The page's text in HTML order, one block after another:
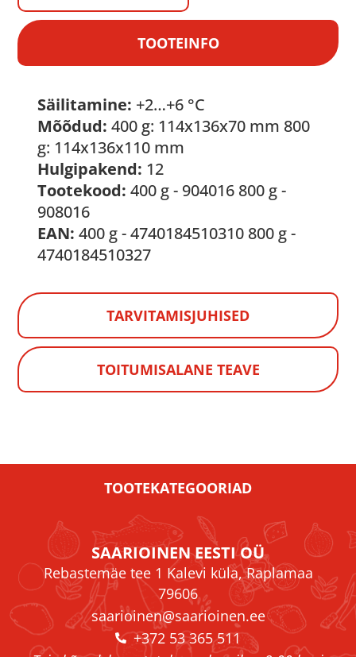
TOOTEINFO
TARVITAMISJUHISED
TOITUMISALANE TEAVE
Säilitamine: +2…+6 °C
Mõõdud: 400 g: 114x136x70 mm 800
g: 114x136x110 mm
Hulgipakend: 12
Tootekood: 400 g - 904016 800 g -
908016
EAN: 400 g - 4740184510310 800 g -
4740184510327
TOOTEKATEGOORIAD
SAARIOINEN EESTI OÜ
Rebastemäe tee 1 Kalevi küla, Raplamaa
79606
saarioinen@saarioinen.ee
+372 53 365 511